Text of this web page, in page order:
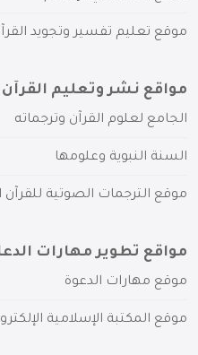
موقع تعليم تفسير وتجويد
مواقع نشر وتعليم القرآن
الجامع لعلوم القرآن وترجماته
السنة النبوية وعلومها
موقع الترجمات الصوتية للقرآن
مواقع تطوير مهارات
موقع مهارات الدعوة
موقع المكتبة الإسلامية